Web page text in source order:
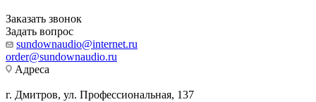
Заказать звонок
Задать вопрос
sundownaudio@internet.ru
order@sundownaudio.ru
Адреса
г. Дмитров, ул. Профессиональная, 137